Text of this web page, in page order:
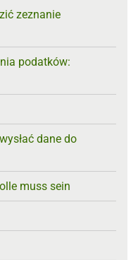
zeznanie
podatków:
dane do
muss sein